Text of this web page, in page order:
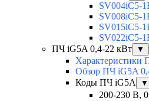
SV004iC5-
SV008iC5-
SV015iC5-
SV022iC5-
ПЧ iG5A 0,4-22 кВт
▼
Характеристики
Обзор ПЧ iG5A
Коды ПЧ iG5A
▼
200-230 В,